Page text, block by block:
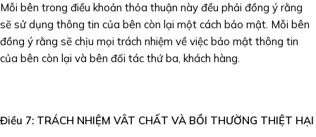
Mỗi bên trong điều khoản thỏa thuận này đều phải đồng ý rằng
sẽ sử dụng thông tin của bên còn lại một cách bảo mật. Mỗi bên
đồng ý rằng sẽ chịu mọi trách nhiệm về việc bảo mật thông tin
của bên còn lại và bên đối tác thứ ba, khách hàng.
Điều 7: TRÁCH NHIỆM VÂT CHẤT VÀ BỒI THƯỜNG THIỆT HẠI